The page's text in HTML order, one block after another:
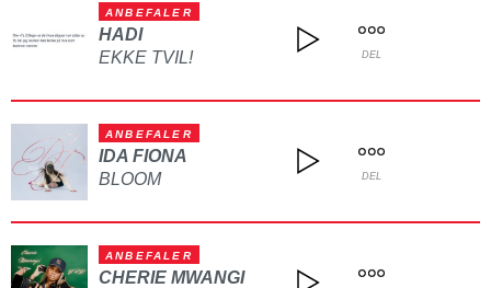
ANBEFALER
HADI
EKKE TVIL!
DEL
ANBEFALER
IDA FIONA
BLOOM
DEL
ANBEFALER
CHERIE MWANGI